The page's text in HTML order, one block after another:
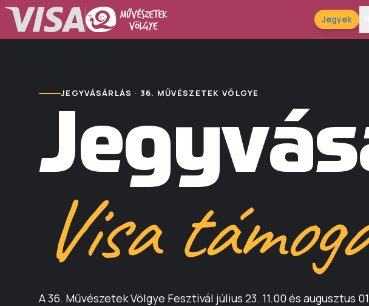
Jegyek
JEGYVÁSÁRLÁS · 36. MŰVÉSZETEK VÖLGYE
Visa
A 36. Művészetek Völgye Fesztivál július 23. 11.00 és augusztus